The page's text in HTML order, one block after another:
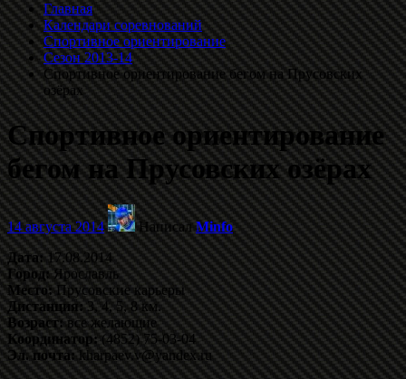
Главная
Календари соревнований
Спортивное ориентирование
Сезон 2013-14
Спортивное ориентирование бегом на Прусовских
озёрах
Спортивное ориентирование
бегом на Прусовских озёрах
14 августа 2014 НаписалMinfo
Дата:17.08.2014
Город:Ярославль
Место:Прусовские карьеры
Дистанция:3, 4, 5, 8 км.
Возраст:все желающие
Координатор:(4852) 75-03-04
Эл. почта:kharpaev.v@yandex.ru